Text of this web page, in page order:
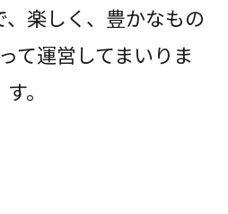
、楽しく、豊かなもの
て運営してまいりま
す。